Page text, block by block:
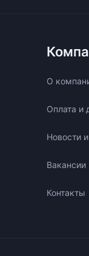
О
Оплата и
Новости
Вакансии
Контакты